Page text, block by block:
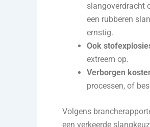
slangoverdracht
een rubberen
ernstig.
Ook
extreem op.
Verborgen
processen, of
Volgens
een verkeerde